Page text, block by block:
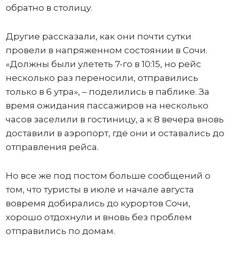
обратно в столицу.
Другие рассказали, как они почти сутки
провели в напряженном состоянии в Сочи.
«Должны были улететь 7-го в 10:15, но рейс
несколько раз переносили, отправились
только в 6 утра», – поделились в паблике. За
время ожидания пассажиров на несколько
часов заселили в гостиницу, а к 8 вечера вновь
доставили в аэропорт, где они и оставались до
отправления рейса.
Но все же под постом больше сообщений о
том, что туристы в июле и начале августа
вовремя добирались до курортов Сочи,
хорошо отдохнули и вновь без проблем
отправились по домам.